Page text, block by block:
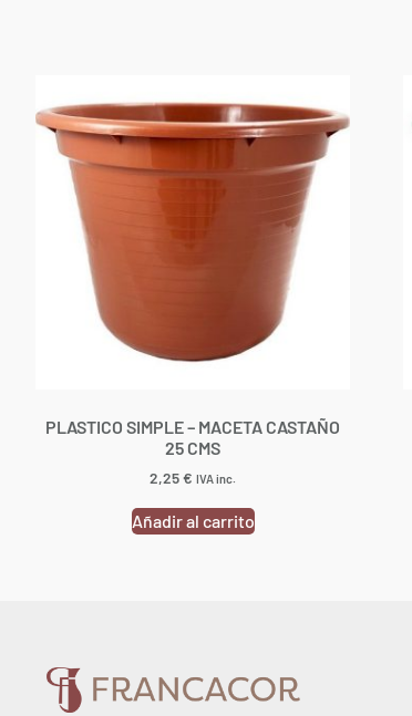
PLASTICO SIMPLE – MACETA CASTAÑO
25 CMS
2,25€ IVA inc.
Añadir al carrito